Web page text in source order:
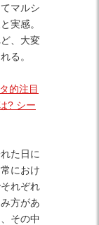
マルシ
実感。
、大変
る。
的注目
? シー
た日に
におけ
れぞれ
方があ
その中